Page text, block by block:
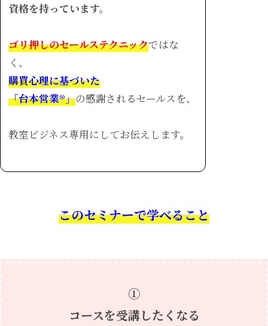
資格を持っています。
ゴリ押しのセールステクニックではな
く、
購買心理に基づいた
「台本営業®︎」の感謝されるセールスを、
教室ビジネス専用にしてお伝えします。
このセミナーで学べること
①
コースを受講したくなる